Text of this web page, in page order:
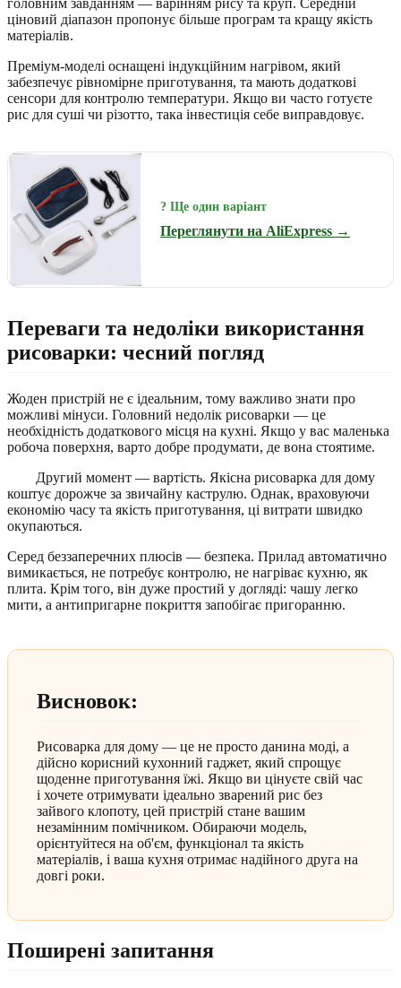
ціновий діапазон пропонує більше програм та кращу якість
матеріалів.
Преміум-моделі оснащені індукційним нагрівом, який
забезпечує рівномірне приготування, та мають додаткові
сенсори для контролю температури. Якщо ви часто готуєте
рис для суші чи різотто, така інвестиція себе виправдовує.
? Ще один варіант
Переглянути на AliExpress →
Переваги та недоліки використання
рисоварки: чесний погляд
Жоден пристрій не є ідеальним, тому важливо знати про
можливі мінуси. Головний недолік рисоварки — це
необхідність додаткового місця на кухні. Якщо у вас маленька
робоча поверхня, варто добре продумати, де вона стоятиме.
Другий момент — вартість. Якісна рисоварка для дому
коштує дорожче за звичайну каструлю. Однак, враховуючи
економію часу та якість приготування, ці витрати швидко
окупаються.
Серед беззаперечних плюсів — безпека. Прилад автоматично
вимикається, не потребує контролю, не нагріває кухню, як
плита. Крім того, він дуже простий у догляді: чашу легко
мити, а антипригарне покриття запобігає пригоранню.
Висновок:
Рисоварка для дому — це не просто данина моді, а
дійсно корисний кухонний гаджет, який спрощує
щоденне приготування їжі. Якщо ви цінуєте свій час
і хочете отримувати ідеально зварений рис без
зайвого клопоту, цей пристрій стане вашим
незамінним помічником. Обираючи модель,
орієнтуйтеся на об'єм, функціонал та якість
матеріалів, і ваша кухня отримає надійного друга на
довгі роки.
Поширені запитання